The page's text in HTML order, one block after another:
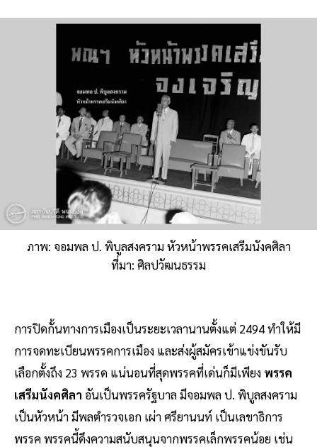
ภาพ: จอมพล ป. พิบูลสงคราม หัวหน้าพรรคเสรีมนังคศิลา
ที่มา: ศิลปวัฒนธรรม
การปิดกั้นทางการเมืองเป็นระยะเวลานานตั้งแต่ 2494 ทำให้มี
การจดทะเบียนพรรคการเมือง และส่งผู้สมัครเข้าแข่งขันรับ
เลือกตั้งถึง 23 พรรด แน่นอนที่สุดพรรคที่เด่นก็มีเพียง พรรค
เสรีมนังคศิลา อันเป็นพรรครัฐบาล มีจอมพล ป. พิบูลสงคราม
เป็นหัวหน้า มีพลตำรวจเอก เผ่า ศรียานนท์ เป็นเลขาธิการ
พรรค พรรคนี้ดึงความสนับสนุนจากพรรคเล็กพรรคน้อย เช่น